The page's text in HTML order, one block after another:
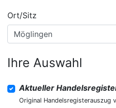
Ort/Sitz
Ihre Auswahl
Aktueller
Original Handelsregisterauszug